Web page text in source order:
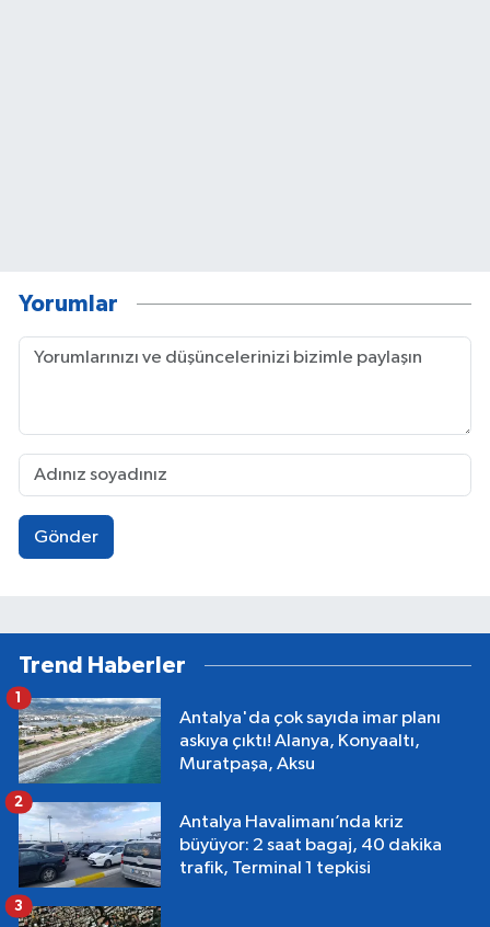
Yorumlar
Gönder
Trend Haberler
Antalya'da çok sayıda imar planı
askıya çıktı! Alanya, Konyaaltı,
Muratpaşa, Aksu
1
Antalya Havalimanı’nda kriz
büyüyor: 2 saat bagaj, 40 dakika
trafik, Terminal 1 tepkisi
2
3